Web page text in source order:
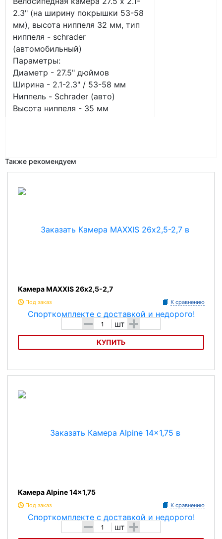
2.3" (на ширину покрышки 53-58
мм), высота ниппеля 32 мм, тип
ниппеля - schrader
(автомобильный)
Параметры:
Диаметр - 27.5" дюймов
Ширина - 2.1-2.3" / 53-58 мм
Ниппель - Schrader (авто)
Высота ниппеля - 35 мм
Также рекомендуем
Камера MAXXIS 26х2,5-2,7
Под заказ К сравнению
- шт +
КУПИТЬ
Камера MAXXIS 26х2,5-2,7
Камера Alpine 14x1,75
Под заказ К сравнению
- шт +